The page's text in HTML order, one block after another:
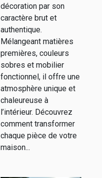
décoration par son
caractère brut et
authentique.
Mélangeant matières
premières, couleurs
sobres et mobilier
fonctionnel, il offre une
atmosphère unique et
chaleureuse à
l’intérieur. Découvrez
comment transformer
chaque pièce de votre
maison...